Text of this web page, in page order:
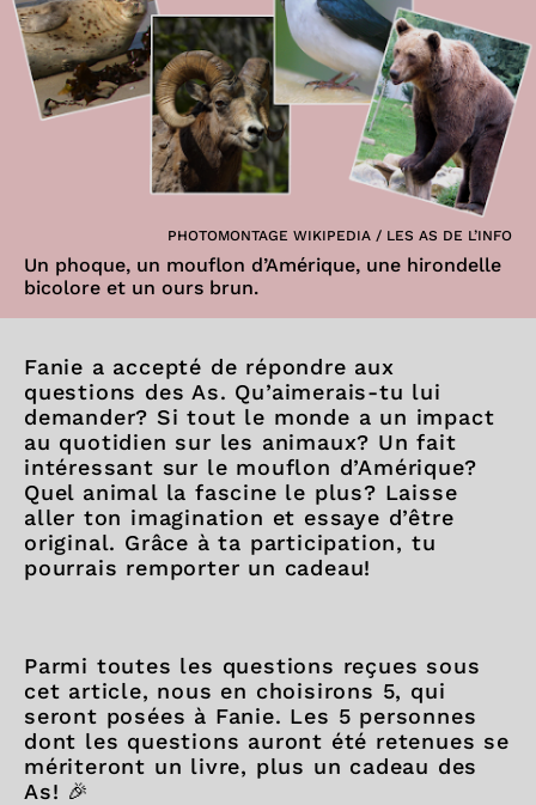
PHOTOMONTAGE WIKIPEDIA / LES AS DE L’INFO
Un phoque, un mouflon d’Amérique, une hirondelle
bicolore et un ours brun.
Fanie a accepté de répondre aux
questions des As. Qu’aimerais-tu lui
demander? Si tout le monde a un impact
au quotidien sur les animaux? Un fait
intéressant sur le mouflon d’Amérique?
Quel animal la fascine le plus? Laisse
aller ton imagination et essaye d’être
original. Grâce à ta participation, tu
pourrais remporter un cadeau!
Parmi toutes les questions reçues sous
cet article, nous en choisirons 5, qui
seront posées à Fanie. Les 5 personnes
dont les questions auront été retenues se
mériteront un livre, plus un cadeau des
As! 🎉